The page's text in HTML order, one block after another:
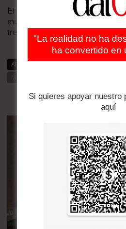
El Samsung Galaxy SIV
muere al caer desde los
tres metros de ...
ARTÍCULOS RELACIONADOS
"La realidad no ha
ha convertido en
Si quieres apoyar nuestro
aquí